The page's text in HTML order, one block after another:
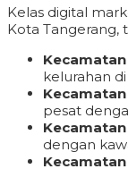
Kelas digital
Kota Tangerang,
kelurahan
pesat
dengan